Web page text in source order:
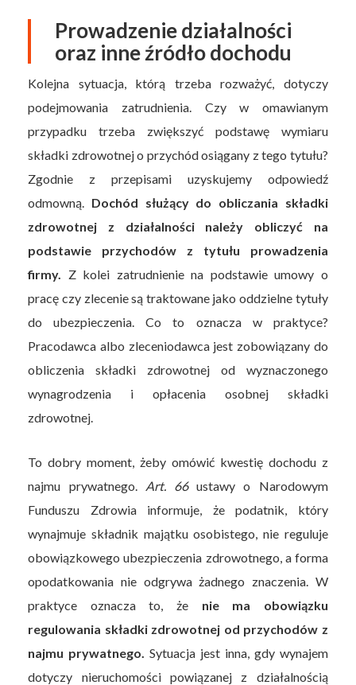
Prowadzenie działalności
oraz inne źródło dochodu
Kolejna sytuacja, którą trzeba rozważyć, dotyczy
podejmowania zatrudnienia. Czy w omawianym
przypadku trzeba zwiększyć podstawę wymiaru
składki zdrowotnej o przychód osiągany z tego tytułu?
Zgodnie z przepisami uzyskujemy odpowiedź
odmowną. Dochód służący do obliczania składki
zdrowotnej z działalności należy obliczyć na
podstawie przychodów z tytułu prowadzenia
firmy. Z kolei zatrudnienie na podstawie umowy o
pracę czy zlecenie są traktowane jako oddzielne tytuły
do ubezpieczenia. Co to oznacza w praktyce?
Pracodawca albo zleceniodawca jest zobowiązany do
obliczenia składki zdrowotnej od wyznaczonego
wynagrodzenia i opłacenia osobnej składki
zdrowotnej.
To dobry moment, żeby omówić kwestię dochodu z
najmu prywatnego. Art. 66ustawy o Narodowym
Funduszu Zdrowia informuje, że podatnik, który
wynajmuje składnik majątku osobistego, nie reguluje
obowiązkowego ubezpieczenia zdrowotnego, a forma
opodatkowania nie odgrywa żadnego znaczenia. W
praktyce oznacza to, że nie ma obowiązku
regulowania składki zdrowotnej od przychodów z
najmu prywatnego. Sytuacja jest inna, gdy wynajem
dotyczy nieruchomości powiązanej z działalnością